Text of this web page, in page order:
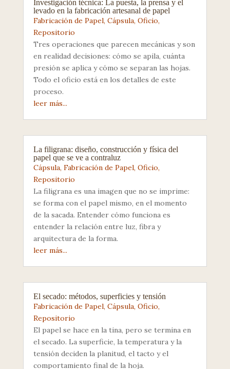
Investigación técnica: La puesta, la prensa y el
levado en la fabricación artesanal de papel
Fabricación de Papel, Cápsula, Oficio,
Repositorio
Tres operaciones que parecen mecánicas y son
en realidad decisiones: cómo se apila, cuánta
presión se aplica y cómo se separan las hojas.
Todo el oficio está en los detalles de este
proceso.
leer más...
La filigrana: diseño, construcción y física del
papel que se ve a contraluz
Cápsula, Fabricación de Papel, Oficio,
Repositorio
La filigrana es una imagen que no se imprime:
se forma con el papel mismo, en el momento
de la sacada. Entender cómo funciona es
entender la relación entre luz, fibra y
arquitectura de la forma.
leer más...
El secado: métodos, superficies y tensión
Fabricación de Papel, Cápsula, Oficio,
Repositorio
El papel se hace en la tina, pero se termina en
el secado. La superficie, la temperatura y la
tensión deciden la planitud, el tacto y el
comportamiento final de la hoja.